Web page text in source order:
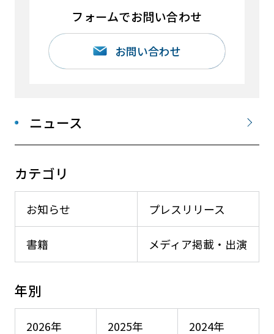
ニュース
カテゴリ
お知らせ プレスリリース
メディア掲載・出演
書籍
年別
2026年 2025年 2024年
フォームでお問い合わせ
お問い合わせ